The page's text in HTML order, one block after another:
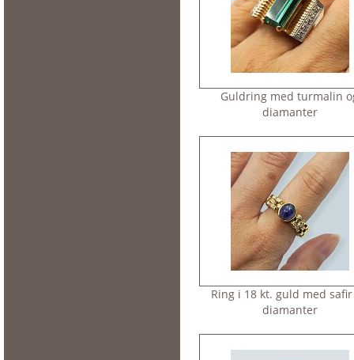
Guldring med turmalin
diamanter
Ring i 18 kt. guld med
diamanter